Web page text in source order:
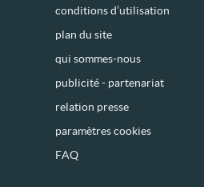
conditions d’utilisation
plan du site
qui sommes-nous
publicité - partenariat
relation presse
paramètres cookies
FAQ